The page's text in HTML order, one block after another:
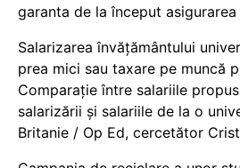
garanta de la început
Salarizarea învățământului
prea mici sau taxare pe muncă
Comparație între salariile
salarizării și salariile de la o
Britanie / Op Ed, cercetător